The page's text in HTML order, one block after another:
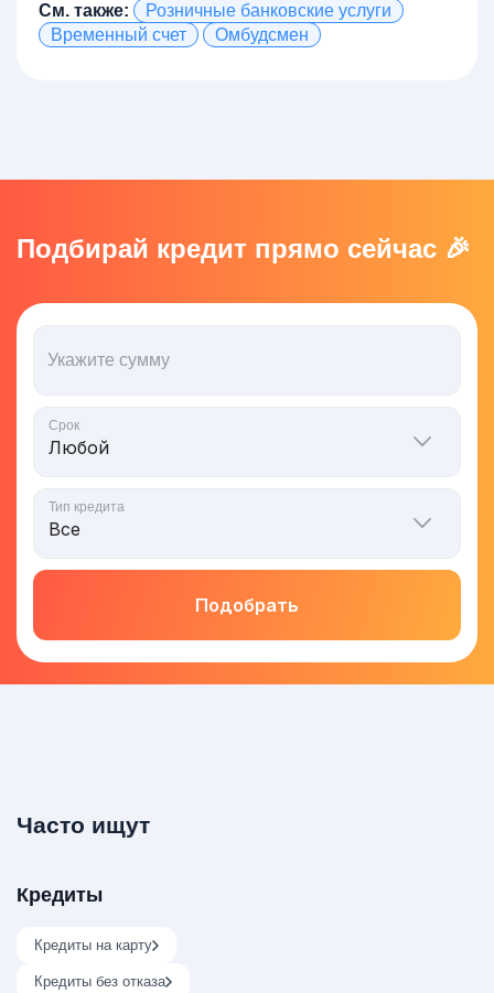
См. также:
Розничные банковские услуги
Временный счет
Омбудсмен
Подбирай кредит прямо сейчас 🎉
Укажите сумму
Срок
Тип кредита
Подобрать
Часто ищут
Кредиты
Кредиты на карту
Кредиты без отказа